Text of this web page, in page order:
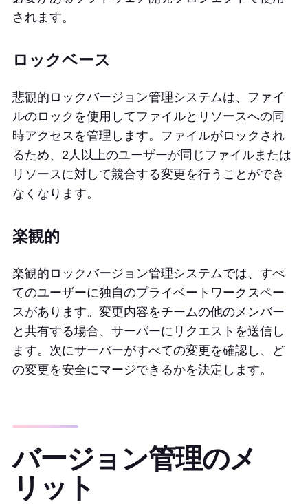
されます。
ロックベース
悲観的ロックバージョン管理システムは、ファイ
ルのロックを使用してファイルとリソースへの同
時アクセスを管理します。ファイルがロックされ
るため、2人以上のユーザーが同じファイルまたは
リソースに対して競合する変更を行うことができ
なくなります。
楽観的
楽観的ロックバージョン管理システムでは、すべ
てのユーザーに独自のプライベートワークスペー
スがあります。変更内容をチームの他のメンバー
と共有する場合、サーバーにリクエストを送信し
ます。次にサーバーがすべての変更を確認し、ど
の変更を安全にマージできるかを決定します。
バージョン管理のメ
リット